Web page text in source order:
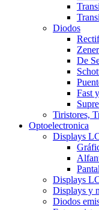
Diodos
Zener
De
Fast
Tiristores,
Optoelectronica
Displays
Displays
Displays y
Diodos